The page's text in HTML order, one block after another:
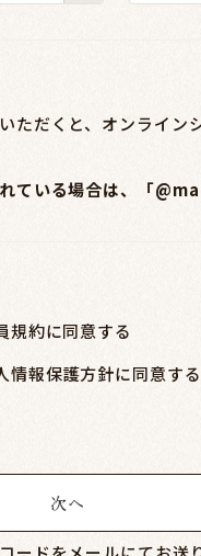
ただくと、オンライ
ている場合は、「
規約に同意する
情報保護方針に同意する
次へ